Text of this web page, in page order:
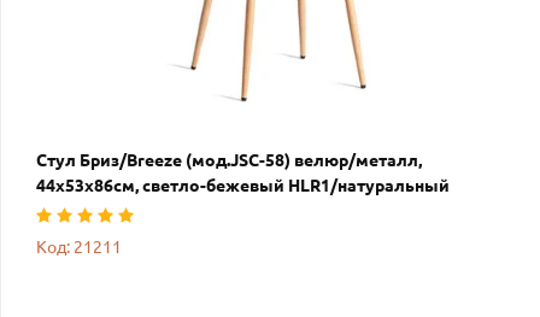
Стул Бриз/Breeze (мод.JSC-58) велюр/металл,
44х53х86см, светло-бежевый HLR1/натуральный
Код: 21211